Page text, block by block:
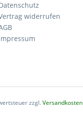
widerrufen
zzgl.Versandkosten